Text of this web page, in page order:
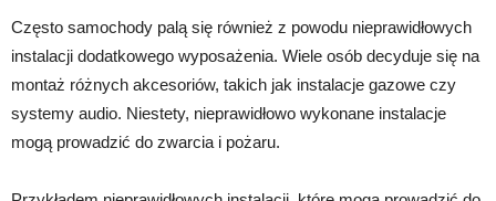
Często samochody palą się również z powodu nieprawidłowych
instalacji dodatkowego wyposażenia. Wiele osób decyduje się na
montaż różnych akcesoriów, takich jak instalacje gazowe czy
systemy audio. Niestety, nieprawidłowo wykonane instalacje
mogą prowadzić do zwarcia i pożaru.